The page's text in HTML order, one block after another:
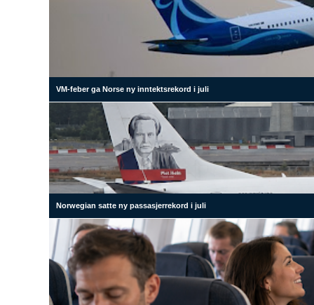
VM-feber ga Norse ny inntektsrekord i juli
Norwegian satte ny passasjerrekord i juli